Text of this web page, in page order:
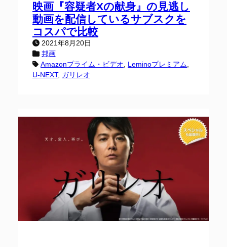
映画『容疑者Xの献身』の見逃し
動画を配信しているサブスクを
コスパで比較
2021年8月20日
邦画
Amazonプライム・ビデオ, Leminoプレミアム
U-NEXT, ガリレオ